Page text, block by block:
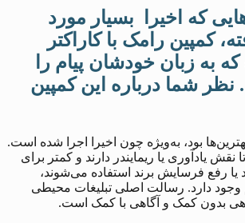
که اخیرا بسیار مورد
کمپین رامک با کاراکتر
به زبان خودشان پیام را
نظر شما درباره این کمپین
بود، به‌ویژه چون اخیرا اجرا شده است.
یادآوری یا ریمایندر دارند و کمتر برای
رفع فرسایش برند استفاده می‌شوند،
وجود دارد. رسالت اصلی تبلیغات محیطی
بدون کمک و آگاهی با کمک است.